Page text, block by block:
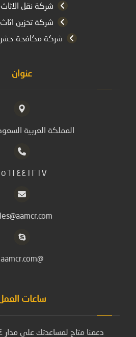
شركة نقل الاثاث
شركة تخزين اثاث
شركة مكافحة
عنوان
المملكة العربية
@aamcr.com
ساعات
دعمنا متاح لمساعدتك على مدار ٢٤ ساعة في اليوم.